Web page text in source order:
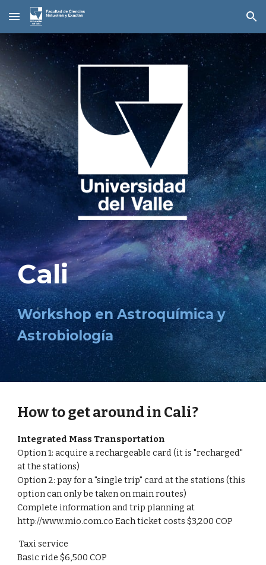
Skip to main content Skip to navigation
Cali
Workshop en Astroquímica y
Astrobiología
How to get around in Cali?
Integrated Mass Transportation
Option 1: acquire a rechargeable card (it is "recharged"
at the stations)
Option 2: pay for a "single trip" card at the stations (this
option can only be taken on main routes)
Complete information and trip planning at
http://www.mio.com.co Each ticket costs $3,200 COP
Taxi service
Basic ride $6,500 COP